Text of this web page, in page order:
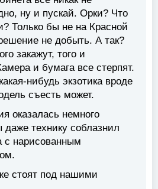
ну и пускай. Орки? Что
Только бы не на Красной
не добыть. А так?
закажут, того и
и бумага все стерпят.
нибудь экзотика вроде
съесть может.
оказалась немного
технику соблазнил
с нарисованным
стоят под нашими